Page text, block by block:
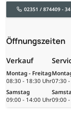
02351 / 874409 - 34
Öffnungszeiten
Verkauf
Montag - Freitag
08:30 - 18:30 Uhr
Samstag
09:00 - 14:00 Uhr
07:30
09:00